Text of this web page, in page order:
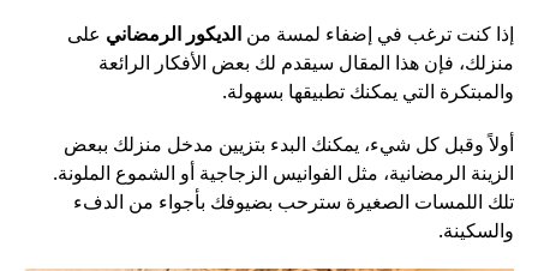
إذا كنت ترغب في إضفاء لمسة من الديكور الرمضاني على
منزلك، فإن هذا المقال سيقدم لك بعض الأفكار الرائعة
والمبتكرة التي يمكنك تطبيقها بسهولة.
أولاً وقبل كل شيء، يمكنك البدء بتزيين مدخل منزلك ببعض
الزينة الرمضانية، مثل الفوانيس الزجاجية أو الشموع الملونة.
تلك اللمسات الصغيرة سترحب بضيوفك بأجواء من الدفء
والسكينة.